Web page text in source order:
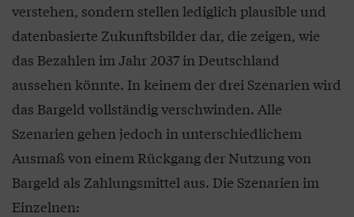
verstehen, sondern stellen lediglich plausible und
datenbasierte Zukunftsbilder dar, die zeigen, wie
das Bezahlen im Jahr 2037 in Deutschland
aussehen könnte. In keinem der drei Szenarien wird
das Bargeld vollständig verschwinden. Alle
Szenarien gehen jedoch in unterschiedlichem
Ausmaß von einem Rückgang der Nutzung von
Bargeld als Zahlungsmittel aus. Die Szenarien im
Einzelnen: